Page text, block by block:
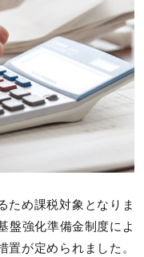
ため課税対象となりま
盤強化準備金制度によ
置が定められました。